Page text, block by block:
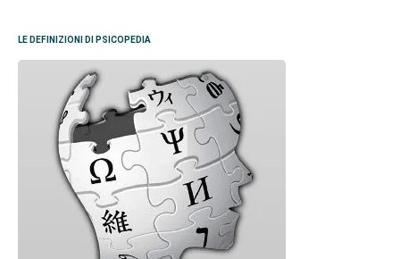
LE DEFINIZIONI DI PSICOPEDIA